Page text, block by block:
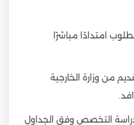
امتدادًا مباشرًا
من وزارة الخارجية
التخصص وفق الجداول